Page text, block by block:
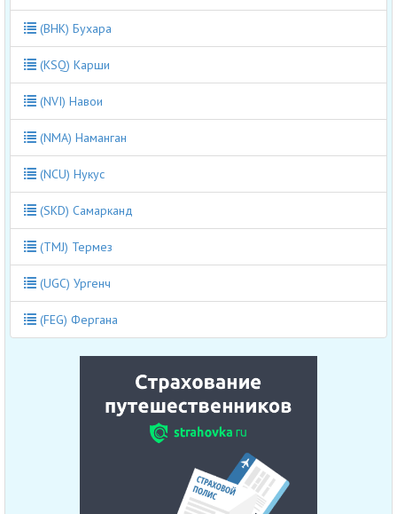
(BHK) Бухара
(KSQ) Карши
(NVI) Навои
(NMA) Наманган
(NCU) Нукус
(SKD) Самарканд
(TMJ) Термез
(UGC) Ургенч
(FEG) Фергана